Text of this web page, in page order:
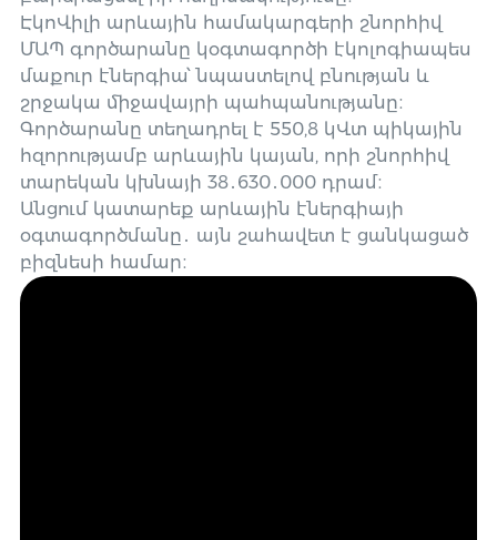
ԷկոՎիլի արևային համակարգերի շնորհիվ
ՄԱՊ գործարանը կօգտագործի էկոլոգիապես
մաքուր էներգիա՝ նպաստելով բնության և
շրջակա միջավայրի պահպանությանը։
Գործարանը տեղադրել է 550,8 կՎտ պիկային
հզորությամբ արևային կայան, որի շնորհիվ
տարեկան կխնայի 38․630․000 դրամ։
Անցում կատարեք արևային էներգիայի
օգտագործմանը․ այն շահավետ է ցանկացած
բիզնեսի համար։